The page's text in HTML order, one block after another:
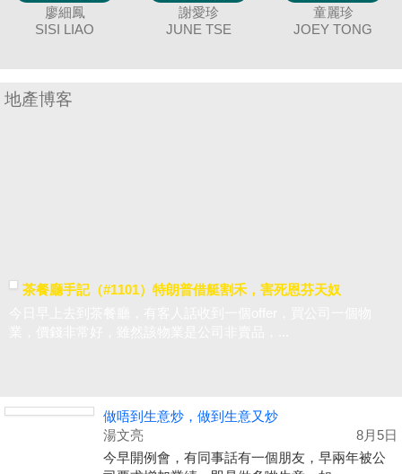
冼嘉臻
BORIS SIN
廖細鳳
SISI LIAO
黃美英
MAGGIE
聶美玲
MAY NIP
唐英霞
DEBBIE TONG
蔡秀晶
CRYSTAL
謝愛珍
JUNE TSE
吳美美
MEI NG
袁月明
MING YUAN
余志雄
JIMMY YU
陳蘭貞
COCO CHAN
連愛玲
ELIZA LIN
BILLY LAU
童麗珍
JOEY TONG
地產博客
茶餐廳手記（#1101）特朗普借艇割禾，害死恩芬天奴
做唔到生意炒，做到生意又炒
湯文亮
8月5日
今早開例會，有同事話有一個朋友，早兩年被公